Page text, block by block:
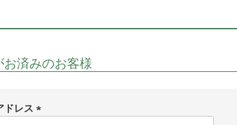
お済みのお客様
ドレス